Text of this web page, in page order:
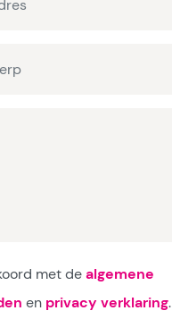
met dealgemene
en privacy verklaring.